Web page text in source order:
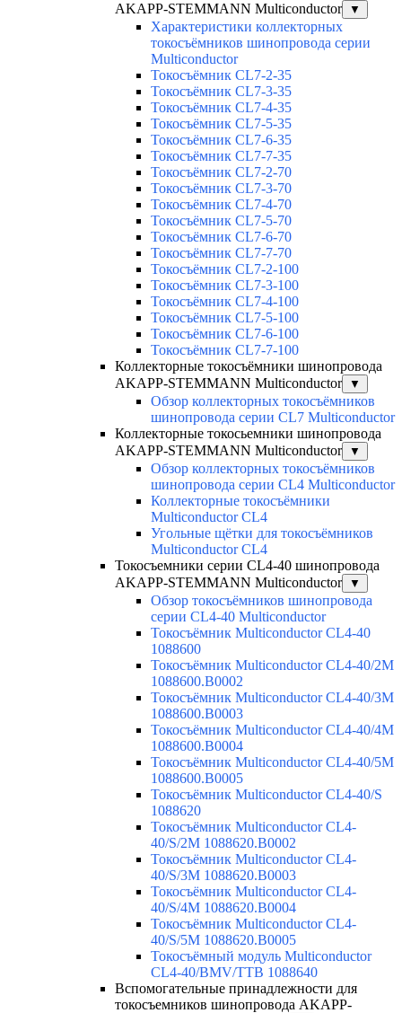
AKAPP-STEMMANN Multiconductor
▼
Характеристики коллекторных
токосъёмников шинопровода серии
Multiconductor
Токосъёмник CL7-2-35
Токосъёмник CL7-3-35
Токосъёмник CL7-4-35
Токосъёмник CL7-5-35
Токосъёмник CL7-6-35
Токосъёмник CL7-7-35
Токосъёмник CL7-2-70
Токосъёмник CL7-3-70
Токосъёмник CL7-4-70
Токосъёмник CL7-5-70
Токосъёмник CL7-6-70
Токосъёмник CL7-7-70
Токосъёмник CL7-2-100
Токосъёмник CL7-3-100
Токосъёмник CL7-4-100
Токосъёмник CL7-5-100
Токосъёмник CL7-6-100
Токосъёмник CL7-7-100
Коллекторные токосъёмники шинопровода
AKAPP-STEMMANN Multiconductor
▼
Обзор коллекторных токосъёмников
шинопровода серии CL7 Multiconductor
Коллекторные токосьемники шинопровода
AKAPP-STEMMANN Multiconductor
▼
Обзор коллекторных токосъёмников
шинопровода серии CL4 Multiconductor
Коллекторные токосъёмники
Multiconductor CL4
Угольные щётки для токосъёмников
Multiconductor CL4
Токосъемники серии CL4-40 шинопровода
AKAPP-STEMMANN Multiconductor
▼
Обзор токосъёмников шинопровода
серии CL4-40 Multiconductor
Токосъёмник Multiconductor CL4-40
1088600
Токосъёмник Multiconductor CL4-40/2M
1088600.B0002
Токосъёмник Multiconductor CL4-40/3M
1088600.B0003
Токосъёмник Multiconductor CL4-40/4M
1088600.B0004
Токосъёмник Multiconductor CL4-40/5M
1088600.B0005
Токосъёмник Multiconductor CL4-40/S
1088620
Токосъёмник Multiconductor CL4-
40/S/2M 1088620.B0002
Токосъёмник Multiconductor CL4-
40/S/3M 1088620.B0003
Токосъёмник Multiconductor CL4-
40/S/4M 1088620.B0004
Токосъёмник Multiconductor CL4-
40/S/5M 1088620.B0005
Токосъёмный модуль Multiconductor
CL4-40/BMV/TTB 1088640
Вспомогательные принадлежности для
токосъемников шинопровода AKAPP-